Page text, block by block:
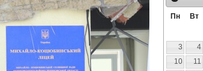
Пн Вт
3
4
10
11